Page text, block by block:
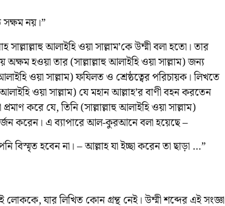
নয়।”
আলাইহি ওয়া সাল্লাম’কে উম্মী বলা হতো। তার
অক্ষম হওয়া তার (সাল্লাল্লাহু আলাইহি ওয়া সাল্লাম) জন্য
ওয়া সাল্লাম) ফযিলত ও শ্রেষ্ঠত্বের পরিচায়ক। লিখতে
ওয়া সাল্লাম) যে মহান আল্লাহ’র বাণী বহন করতেন
করে যে, তিনি (সাল্লাল্লাহু আলাইহি ওয়া সাল্লাম)
করেন। এ ব্যাপারে আল-কুরআনে বলা হয়েছে –
হবেন না। – আল্লাহ যা ইচ্ছা করেন তা ছাড়া …”
যার লিখিত কোন গ্রন্থ নেই। উম্মী শব্দের এই সংজ্ঞা